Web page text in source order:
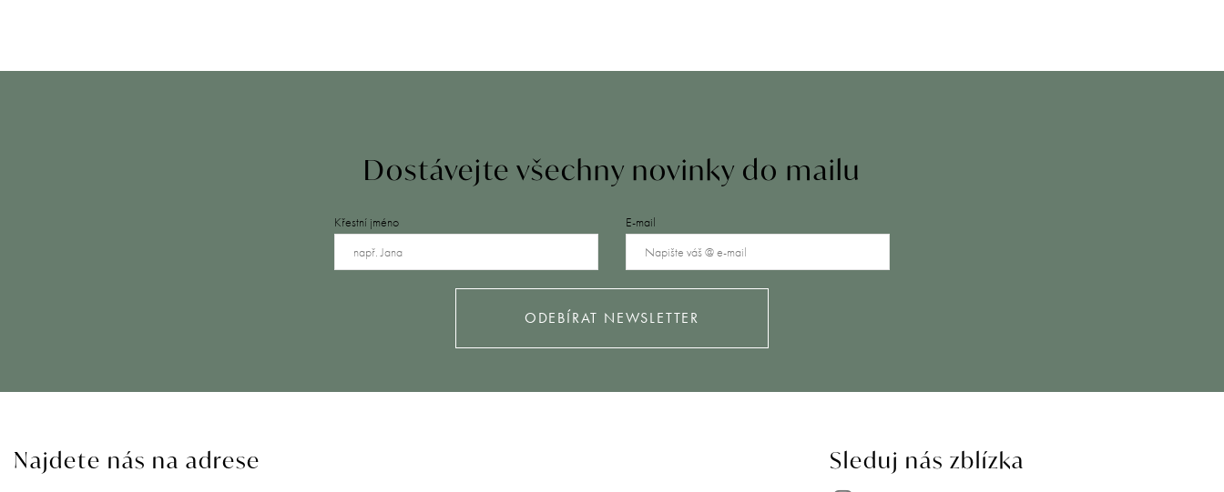
Dostávejte všechny novinky do mailu
Křestní jméno E-mail
ODEBÍRAT NEWSLETTER
Najdete nás na adrese Sleduj nás zblízka